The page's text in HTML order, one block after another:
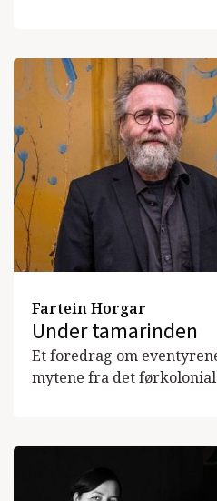
Fartein Horgar
Under tamarinden
Et foredrag om
mytene fra det